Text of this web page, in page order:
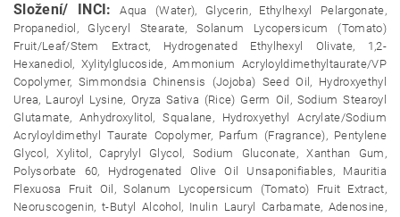
Složení/ INCI:
Aqua (Water), Glycerin, Ethylhexyl Pelargonate,
Propanediol, Glyceryl Stearate, Solanum Lycopersicum (Tomato)
Fruit/Leaf/Stem Extract, Hydrogenated Ethylhexyl Olivate, 1,2-
Hexanediol, Xylitylglucoside, Ammonium Acryloyldimethyltaurate/VP
Copolymer, Simmondsia Chinensis (Jojoba) Seed Oil, Hydroxyethyl
Urea, Lauroyl Lysine, Oryza Sativa (Rice) Germ Oil, Sodium Stearoyl
Glutamate, Anhydroxylitol, Squalane, Hydroxyethyl Acrylate/Sodium
Acryloyldimethyl Taurate Copolymer, Parfum (Fragrance), Pentylene
Glycol, Xylitol, Caprylyl Glycol, Sodium Gluconate, Xanthan Gum,
Polysorbate 60, Hydrogenated Olive Oil Unsaponifiables, Mauritia
Flexuosa Fruit Oil, Solanum Lycopersicum (Tomato) Fruit Extract,
Neoruscogenin, t-Butyl Alcohol, Inulin Lauryl Carbamate, Adenosine,